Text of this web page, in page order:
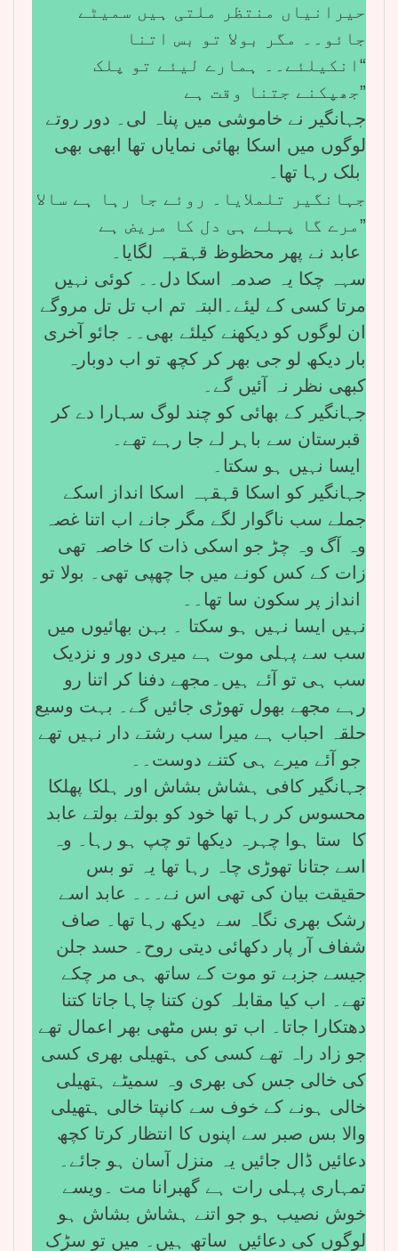
حیرانیاں منتظر ملتی ہیں سمیٹے
جائو۔۔ مگر بولا تو بس اتنا
“انکیلئے۔۔ ہمارے لیئے تو پلک
جھپکنے جتنا وقت ہے”
جہانگیر نے خاموشی میں پناہ لی۔ دور روتے
لوگوں میں اسکا بھائی نمایاں تھا ابھی بھی
جہانگیر تلملایا۔ روئے جا رہا ہے سالا
مرے گا پہلے ہی دل کا مریض ہے”
سہہ چکا یہ صدمہ اسکا دل۔۔ کوئی نہیں
مرتا کسی کے لیئے۔البتہ تم اب تل تل مروگے
ان لوگوں کو دیکھنے کیلئے بھی۔۔ جائو آخری
بار دیکھ لو جی بھر کر کچھ تو اب دوبارہ
کبھی نظر نہ آئیں گے۔
جہانگیر کے بھائی کو چند لوگ سہارا دے کر
جہانگیر کو اسکا قہقہہ اسکا انداز اسکے
جملے سب ناگوار لگے مگر جانے اب اتنا غصہ
وہ آگ وہ چڑ جو اسکی ذات کا خاصہ تھی
زات کے کس کونے میں جا چھپی تھی۔ بولا تو
نہیں ایسا نہیں ہو سکتا ۔ بہن بھائیوں میں
سب سے پہلی موت ہے میری دور و نزدیک
سب ہی تو آئے ہیں۔مجھے دفنا کر اتنا رو
رہے مجھے بھول تھوڑی جائیں گے۔ بہت وسیع
حلقہ احباب ہے میرا سب رشتے دار نہیں تھے
جہانگیر کافی ہشاش بشاش اور ہلکا پھلکا
محسوس کر رہا تھا خود کو بولتے بولتے عابد
کا ستا ہوا چہرہ دیکھا تو چپ ہو رہا۔ وہ
اسے جتانا تھوڑی چاہ رہا تھا یہ تو بس
حقیقت بیان کی تھی اس نے۔۔۔ عابد اسے
رشک بھری نگاہ سے دیکھ رہا تھا۔ صاف
شفاف آر پار دکھائی دیتی روح۔ حسد جلن
جیسے جزبے تو موت کے ساتھ ہی مر چکے
تھے۔ اب کیا مقابلہ کون کتنا چاہا جاتا کتنا
دھتکارا جاتا۔ اب تو بس مٹھی بھر اعمال تھے
جو زاد راہ تھے کسی کی ہتھیلی بھری کسی
کی خالی جس کی بھری وہ سمیٹے ہتھیلی
خالی ہونے کے خوف سے کانپتا خالی ہتھیلی
والا بس صبر سے اپنوں کا انتظار کرتا کچھ
دعائیں ڈال جائیں یہ منزل آسان ہو جائے۔
تمہاری پہلی رات ہے گھبرانا مت ۔ویسے
خوش نصیب ہو جو اتنے ہشاش بشاش ہو
لوگوں کی دعائیں ساتھ ہیں۔ میں تو سڑک